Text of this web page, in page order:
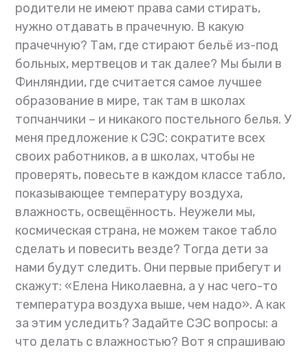
родители не имеют права сами стирать,
нужно отдавать в прачечную. В какую
прачечную? Там, где стирают бельё из-под
больных, мертвецов и так далее? Мы были в
Финляндии, где считается самое лучшее
образование в мире, так там в школах
топчанчики – и никакого постельного белья. У
меня предложение к СЭС: сократите всех
своих работников, а в школах, чтобы не
проверять, повесьте в каждом классе табло,
показывающее температуру воздуха,
влажность, освещённость. Неужели мы,
космическая страна, не можем такое табло
сделать и повесить везде? Тогда дети за
нами будут следить. Они первые прибегут и
скажут: «Елена Николаевна, а у нас чего-то
температура воздуха выше, чем надо». А как
за этим уследить? Задайте СЭС вопросы: а
что делать с влажностью? Вот я спрашиваю